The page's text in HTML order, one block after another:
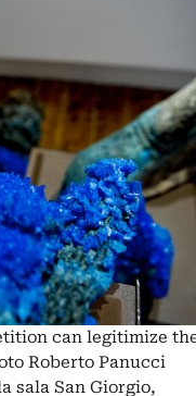
can legitimize
Roberto Panucci
sala San Giorgio,